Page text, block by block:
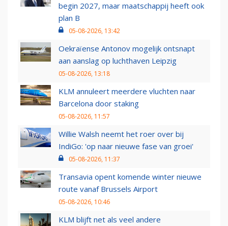
begin 2027, maar maatschappij heeft ook
plan B
05-08-2026, 13:42
Oekraïense Antonov mogelijk ontsnapt
aan aanslag op luchthaven Leipzig
05-08-2026, 13:18
KLM annuleert meerdere vluchten naar
Barcelona door staking
05-08-2026, 11:57
Willie Walsh neemt het roer over bij
IndiGo: 'op naar nieuwe fase van groei'
05-08-2026, 11:37
Transavia opent komende winter nieuwe
route vanaf Brussels Airport
05-08-2026, 10:46
KLM blijft net als veel andere